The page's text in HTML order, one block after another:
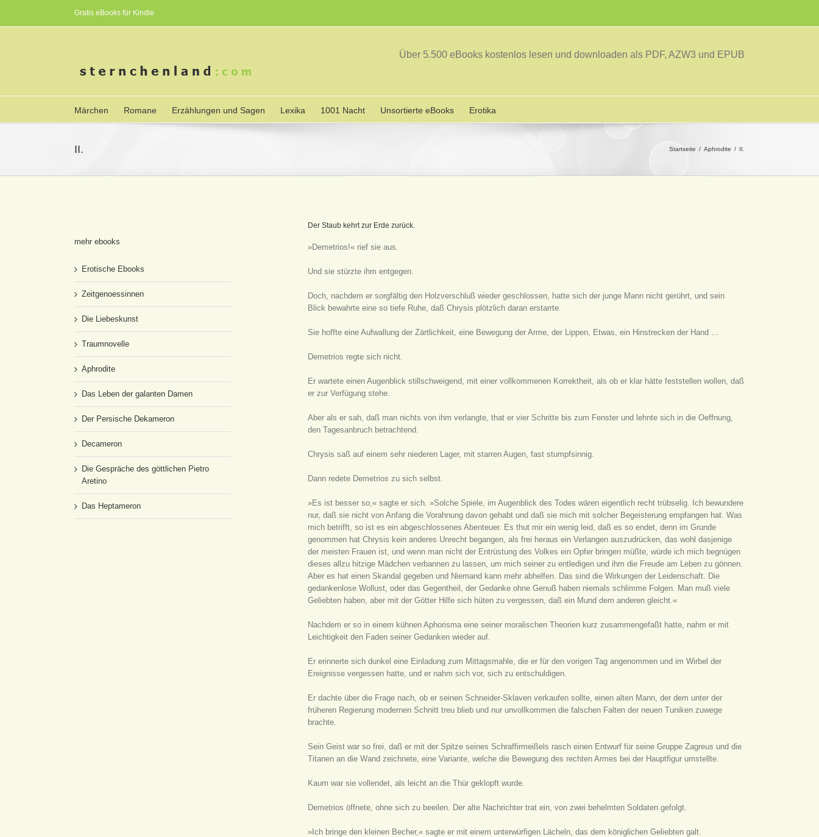
Gratis eBooks für Kindle
Über 5.500 eBooks kostenlos lesen und downloaden als PDF, AZW3 und EPUB
Märchen Romane Erzählungen und Sagen Lexika 1001 Nacht Unsortierte eBooks Erotika
II. Startseite Aphrodite II.
Der Staub kehrt zur Erde zurück.
»Demetrios!« rief sie aus.
Und sie stürzte ihm entgegen.
Doch, nachdem er sorgfältig den Holzverschluß wieder geschlossen, hatte sich der junge Mann nicht gerührt, und sein
Blick bewahrte eine so tiefe Ruhe, daß Chrysis plötzlich daran erstarrte.
Sie hoffte eine Aufwallung der Zärtlichkeit, eine Bewegung der Arme, der Lippen, Etwas, ein Hinstrecken der Hand …
Demetrios regte sich nicht.
Er wartete einen Augenblick stillschweigend, mit einer vollkommenen Korrektheit, als ob er klar hätte feststellen wollen, daß
er zur Verfügung stehe.
Aber als er sah, daß man nichts von ihm verlangte, that er vier Schritte bis zum Fenster und lehnte sich in die Oeffnung,
den Tagesanbruch betrachtend.
Chrysis saß auf einem sehr niederen Lager, mit starren Augen, fast stumpfsinnig.
Dann redete Demetrios zu sich selbst.
»Es ist besser so,« sagte er sich. »Solche Spiele, im Augenblick des Todes wären eigentlich recht trübselig. Ich bewundere
nur, daß sie nicht von Anfang die Vorahnung davon gehabt und daß sie mich mit solcher Begeisterung empfangen hat. Was
mich betrifft, so ist es ein abgeschlossenes Abenteuer. Es thut mir ein wenig leid, daß es so endet, denn im Grunde
genommen hat Chrysis kein anderes Unrecht begangen, als frei heraus ein Verlangen auszudrücken, das wohl dasjenige
der meisten Frauen ist, und wenn man nicht der Entrüstung des Volkes ein Opfer bringen müßte, würde ich mich begnügen
dieses allzu hitzige Mädchen verbannen zu lassen, um mich seiner zu entledigen und ihm die Freude am Leben zu gönnen.
Aber es hat einen Skandal gegeben und Niemand kann mehr abhelfen. Das sind die Wirkungen der Leidenschaft. Die
gedankenlose Wollust, oder das Gegentheil, der Gedanke ohne Genuß haben niemals schlimme Folgen. Man muß viele
Geliebten haben, aber mit der Götter Hilfe sich hüten zu vergessen, daß ein Mund dem anderen gleicht.«
Nachdem er so in einem kühnen Aphorisma eine seiner moralischen Theorien kurz zusammengefaßt hatte, nahm er mit
Leichtigkeit den Faden seiner Gedanken wieder auf.
Er erinnerte sich dunkel eine Einladung zum Mittagsmahle, die er für den vorigen Tag angenommen und im Wirbel der
Ereignisse vergessen hatte, und er nahm sich vor, sich zu entschuldigen.
Er dachte über die Frage nach, ob er seinen Schneider-Sklaven verkaufen sollte, einen alten Mann, der dem unter der
früheren Regierung modernen Schnitt treu blieb und nur unvollkommen die falschen Falten der neuen Tuniken zuwege
brachte.
Sein Geist war so frei, daß er mit der Spitze seines Schraffirmeißels rasch einen Entwurf für seine GruppeZagreus und die
Titanen an die Wand zeichnete, eine Variante, welche die Bewegung des rechten Armes bei der Hauptfigur umstellte.
Kaum war sie vollendet, als leicht an die Thür geklopft wurde.
Demetrios öffnete, ohne sich zu beeilen. Der alte Nachrichter trat ein, von zwei behelmten Soldaten gefolgt.
»Ich bringe den kleinen Becher,« sagte er mit einem unterwürfigen Lächeln, das dem königlichen Geliebten galt.
mehr ebooks
Erotische Ebooks
Zeitgenoessinnen
Die Liebeskunst
Traumnovelle
Aphrodite
Das Leben der galanten Damen
Der Persische Dekameron
Decameron
Die Gespräche des göttlichen Pietro
Aretino
Das Heptameron